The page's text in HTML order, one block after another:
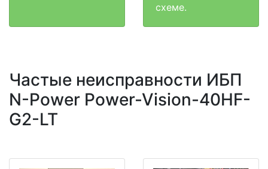
схеме.
Частые неисправности ИБП
N-Power Power-Vision-40HF-
G2-LT